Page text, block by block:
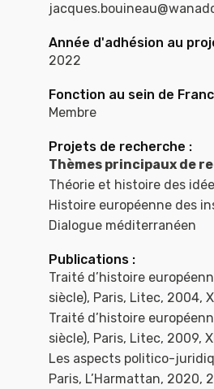
Année d'adhésion au
2022
Fonction au sein de
Membre
Projets de recherche :
Thèmes principaux de
Théorie et histoire des
Histoire européenne des
Dialogue méditerranéen
Publications :
Traité d’histoire
siècle), Paris, Litec, 2004,
Traité d’histoire
siècle), Paris, Litec, 2009,
Les aspects politico-
Paris, L’Harmattan, 2020,